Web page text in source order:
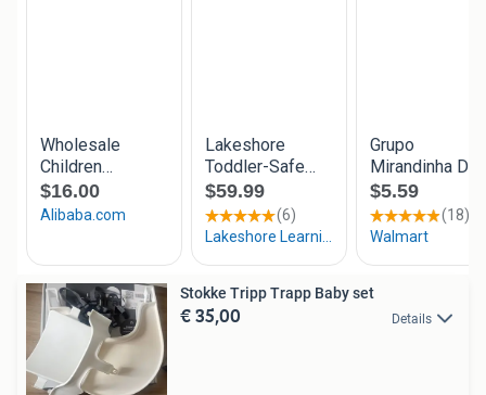
Stokke Tripp Trapp Baby set
€ 35,00 Details